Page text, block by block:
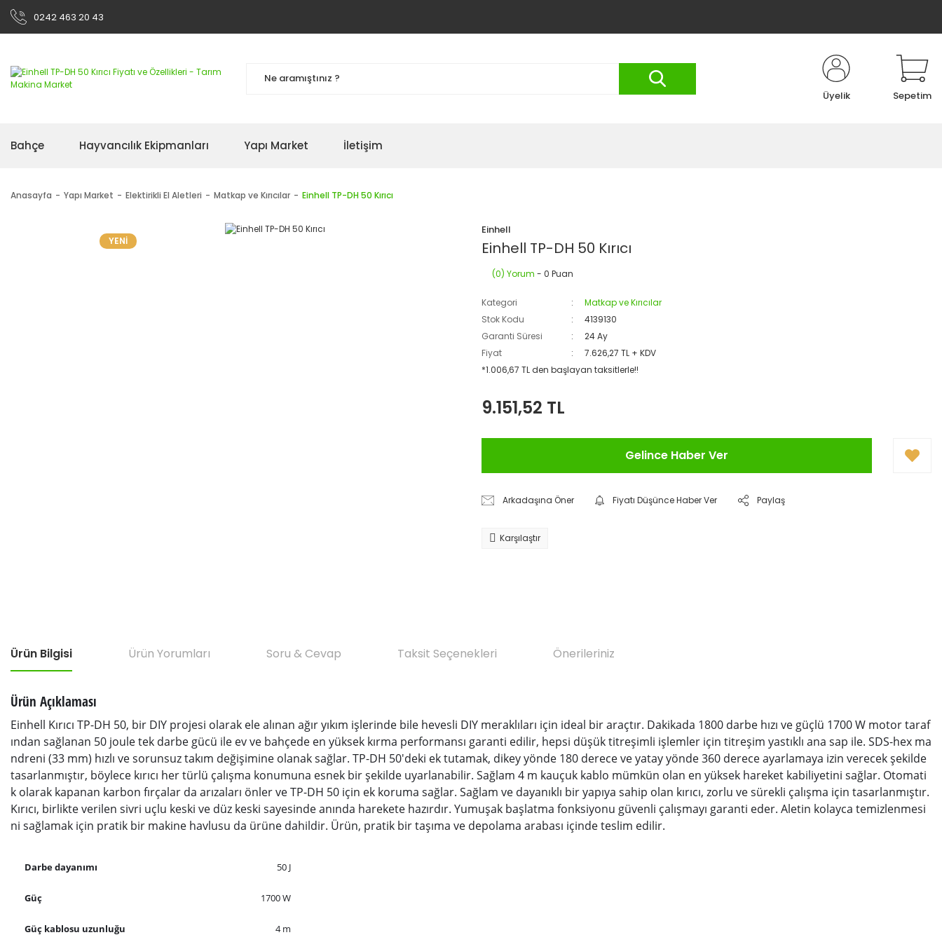
0242 463 20 43
Üyelik Sepetim
Bahçe Hayvancılık Ekipmanları Yapı Market İletişim
Anasayfa Yapı Market Elektirikli El Aletleri Matkap ve Kırıcılar Einhell TP-DH 50 Kırıcı
YENİ
Einhell
Einhell TP-DH 50 Kırıcı
(0) Yorum - 0 Puan
Kategori
Matkap ve Kırıcılar
Stok Kodu
4139130
Garanti Süresi
24 Ay
Fiyat
7.626,27 TL + KDV
*1.006,67 TL den başlayan taksitlerle!!
9.151,52 TL
Gelince Haber Ver
Arkadaşına Öner Fiyatı Düşünce Haber Ver Paylaş
Karşılaştır
Ürün Bilgisi Ürün Yorumları Soru & Cevap Taksit Seçenekleri Önerileriniz
Ürün Açıklaması
Einhell Kırıcı TP-DH 50, bir DIY projesi olarak ele alınan ağır yıkım işlerinde bile hevesli DIY meraklıları için ideal bir araçtır. Dakikada 1800 darbe hızı ve güçlü 1700 W motor taraf
ından sağlanan 50 joule tek darbe gücü ile ev ve bahçede en yüksek kırma performansı garanti edilir, hepsi düşük titreşimli işlemler için titreşim yastıklı ana sap ile. SDS-hex ma
ndreni (33 mm) hızlı ve sorunsuz takım değişimine olanak sağlar. TP-DH 50'deki ek tutamak, dikey yönde 180 derece ve yatay yönde 360 derece ayarlamaya izin verecek şekilde
tasarlanmıştır, böylece kırıcı her türlü çalışma konumuna esnek bir şekilde uyarlanabilir. Sağlam 4 m kauçuk kablo mümkün olan en yüksek hareket kabiliyetini sağlar. Otomati
k olarak kapanan karbon fırçalar da arızaları önler ve TP-DH 50 için ek koruma sağlar. Sağlam ve dayanıklı bir yapıya sahip olan kırıcı, zorlu ve sürekli çalışma için tasarlanmıştır.
Kırıcı, birlikte verilen sivri uçlu keski ve düz keski sayesinde anında harekete hazırdır. Yumuşak başlatma fonksiyonu güvenli çalışmayı garanti eder. Aletin kolayca temizlenmesi
ni sağlamak için pratik bir makine havlusu da ürüne dahildir. Ürün, pratik bir taşıma ve depolama arabası içinde teslim edilir.
Darbe dayanımı 50 J
Güç 1700 W
Güç kablosu uzunluğu 4 m